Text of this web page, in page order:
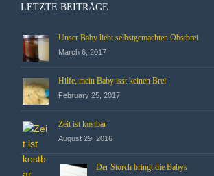
LETZTE BEITRÄGE
Unser Baby liebt selbstgemachten Obstbrei
March 6, 2017
Hilfe, mein Baby isst keinen Brei
February 25, 2017
Zeit ist kostbar
August 29, 2016
Der Storch bringt die Babys